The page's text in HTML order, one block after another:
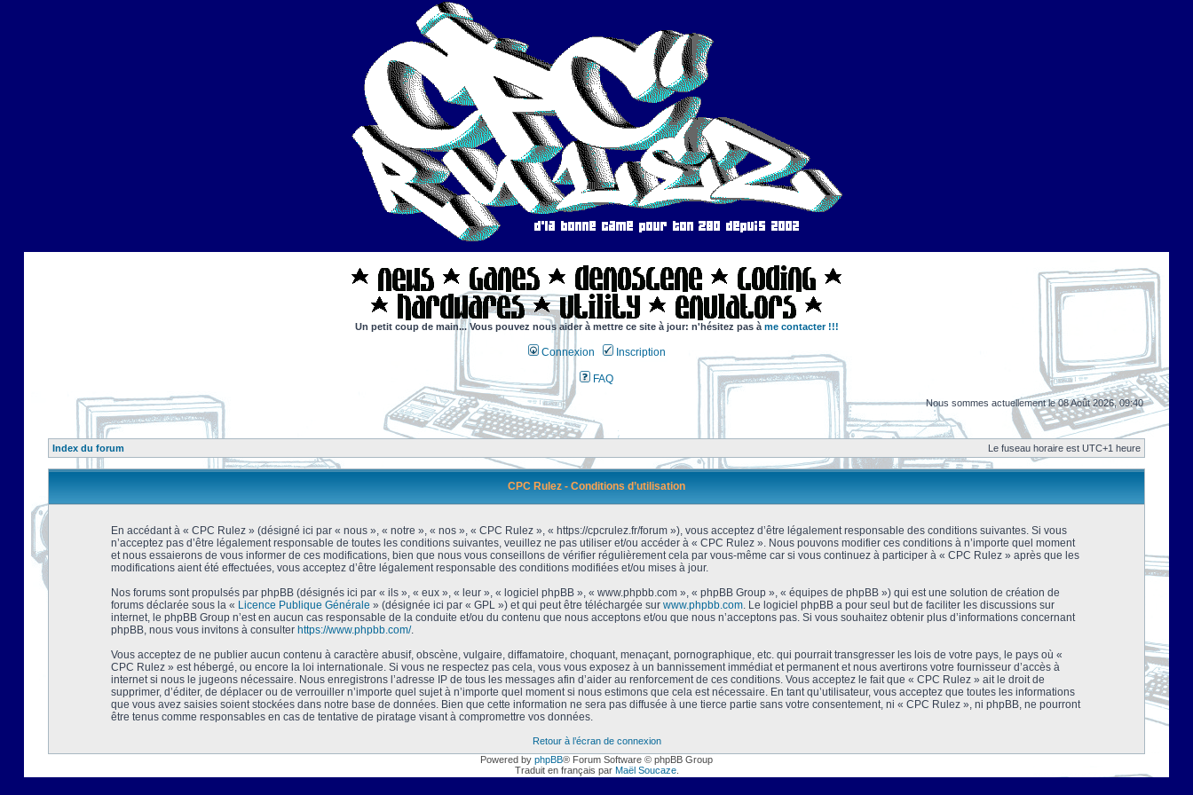
Un petit coup de main... Vous pouvez nous aider à mettre ce site à jour: n'hésitez pas à me contacter !!!
Connexion Inscription
FAQ
Nous sommes actuellement le 08 Août 2026, 09:40
Index du forum Le fuseau horaire est UTC+1 heure
CPC Rulez - Conditions d’utilisation
En accédant à « CPC Rulez » (désigné ici par « nous », « notre », « nos », « CPC Rulez », « https://cpcrulez.fr/forum »), vous acceptez d’être légalement responsable des conditions suivantes. Si vous
n’acceptez pas d’être légalement responsable de toutes les conditions suivantes, veuillez ne pas utiliser et/ou accéder à « CPC Rulez ». Nous pouvons modifier ces conditions à n’importe quel moment
et nous essaierons de vous informer de ces modifications, bien que nous vous conseillons de vérifier régulièrement cela par vous-même car si vous continuez à participer à « CPC Rulez » après que les
modifications aient été effectuées, vous acceptez d’être légalement responsable des conditions modifiées et/ou mises à jour.
Nos forums sont propulsés par phpBB (désignés ici par « ils », « eux », « leur », « logiciel phpBB », « www.phpbb.com », « phpBB Group », « équipes de phpBB ») qui est une solution de création de
forums déclarée sous la « Licence Publique Générale » (désignée ici par « GPL ») et qui peut être téléchargée sur www.phpbb.com. Le logiciel phpBB a pour seul but de faciliter les discussions sur
internet, le phpBB Group n’est en aucun cas responsable de la conduite et/ou du contenu que nous acceptons et/ou que nous n’acceptons pas. Si vous souhaitez obtenir plus d’informations concernant
phpBB, nous vous invitons à consulter https://www.phpbb.com/.
Vous acceptez de ne publier aucun contenu à caractère abusif, obscène, vulgaire, diffamatoire, choquant, menaçant, pornographique, etc. qui pourrait transgresser les lois de votre pays, le pays où «
CPC Rulez » est hébergé, ou encore la loi internationale. Si vous ne respectez pas cela, vous vous exposez à un bannissement immédiat et permanent et nous avertirons votre fournisseur d’accès à
internet si nous le jugeons nécessaire. Nous enregistrons l’adresse IP de tous les messages afin d’aider au renforcement de ces conditions. Vous acceptez le fait que « CPC Rulez » ait le droit de
supprimer, d’éditer, de déplacer ou de verrouiller n’importe quel sujet à n’importe quel moment si nous estimons que cela est nécessaire. En tant qu’utilisateur, vous acceptez que toutes les informations
que vous avez saisies soient stockées dans notre base de données. Bien que cette information ne sera pas diffusée à une tierce partie sans votre consentement, ni « CPC Rulez », ni phpBB, ne pourront
être tenus comme responsables en cas de tentative de piratage visant à compromettre vos données.
Retour à l’écran de connexion
Powered by phpBB® Forum Software © phpBB Group
Traduit en français par Maël Soucaze.